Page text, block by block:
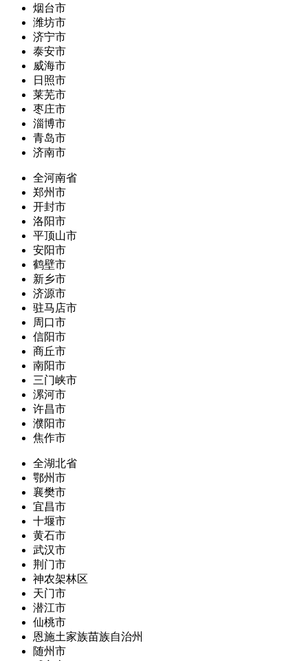
烟台市
潍坊市
济宁市
泰安市
威海市
日照市
莱芜市
枣庄市
淄博市
青岛市
济南市
全河南省
郑州市
开封市
洛阳市
平顶山市
安阳市
鹤壁市
新乡市
济源市
驻马店市
周口市
信阳市
商丘市
南阳市
三门峡市
漯河市
许昌市
濮阳市
焦作市
全湖北省
鄂州市
襄樊市
宜昌市
十堰市
黄石市
武汉市
荆门市
神农架林区
天门市
潜江市
仙桃市
恩施土家族苗族自治州
随州市